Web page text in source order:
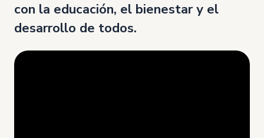
con la educación, el bienestar y el
desarrollo de todos.